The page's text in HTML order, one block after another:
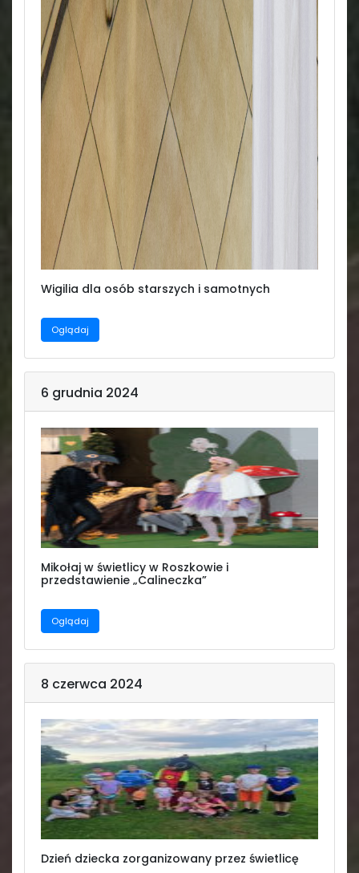
Wigilia dla osób starszych i samotnych
Oglądaj
6 grudnia 2024
Mikołaj w świetlicy w Roszkowie i
przedstawienie „Calineczka”
Oglądaj
8 czerwca 2024
Dzień dziecka zorganizowany przez świetlicę